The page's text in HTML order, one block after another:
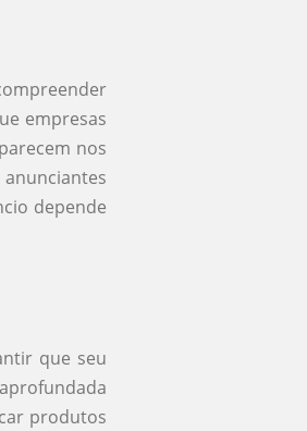
empresas
nos
depende
que seu
produtos